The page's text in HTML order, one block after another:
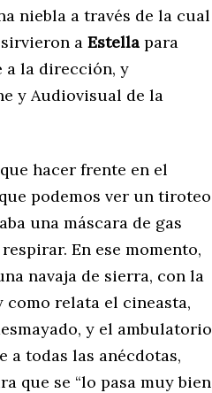
niebla a través de la cual
a Estella para
a la dirección, y
y Audiovisual de la
hacer frente en el
podemos ver un tiroteo
una máscara de gas
En ese momento,
navaja de sierra, con la
como relata el cineasta,
y el ambulatorio
a todas las anécdotas,
que se “lo pasa muy bien